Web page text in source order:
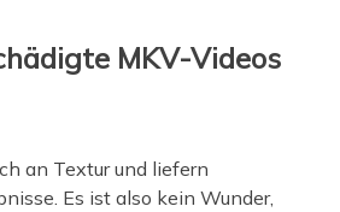
MKV-Videos
an Textur und liefern
Es ist also kein Wunder,